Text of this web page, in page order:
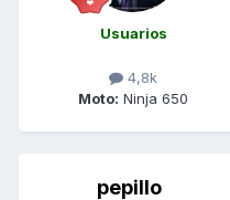
Usuarios
4,8k
Moto: Ninja 650
pepillo